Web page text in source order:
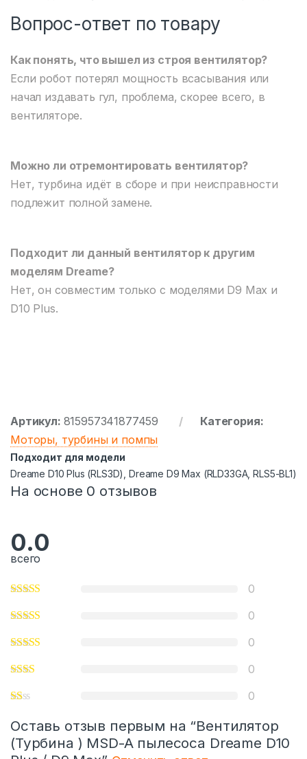
Вопрос-ответ по товару
Как понять, что вышел из строя вентилятор?
Если робот потерял мощность всасывания или
начал издавать гул, проблема, скорее всего, в
вентиляторе.
Можно ли отремонтировать вентилятор?
Нет, турбина идёт в сборе и при неисправности
подлежит полной замене.
Подходит ли данный вентилятор к другим
моделям Dreame?
Нет, он совместим только с моделями D9 Max и
D10 Plus.
Артикул: 815957341877459
Категория:
Моторы, турбины и помпы
Подходит для модели
Drеаmе D10 Рlus (RLS3D), Drеаmе D9 Max (RLD33GА, RLS5-BL1)
На основе 0 отзывов
0.0
всего
0
0
0
0
0
Оставь отзыв первым на “Вентилятор
(Турбина ) MSD-A пылесоса Dreame D10